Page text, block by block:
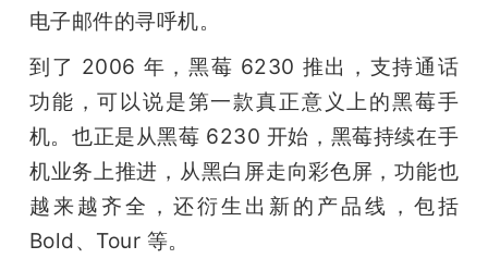
电子邮件的寻呼机。
到了 2006 年，黑莓 6230 推出，支持通话
功能，可以说是第一款真正意义上的黑莓手
机。也正是从黑莓 6230 开始，黑莓持续在手
机业务上推进，从黑白屏走向彩色屏，功能也
越来越齐全，还衍生出新的产品线，包括
Bold、Tour 等。